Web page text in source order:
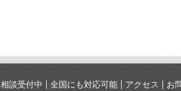
相談受付中 全国にも対応可能 アクセス お